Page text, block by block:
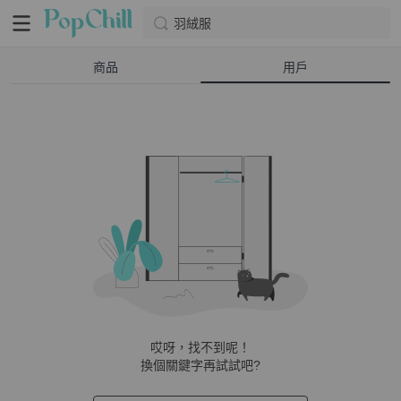
羽絨服
商品 用戶
哎呀，找不到呢！
換個關鍵字再試試吧?